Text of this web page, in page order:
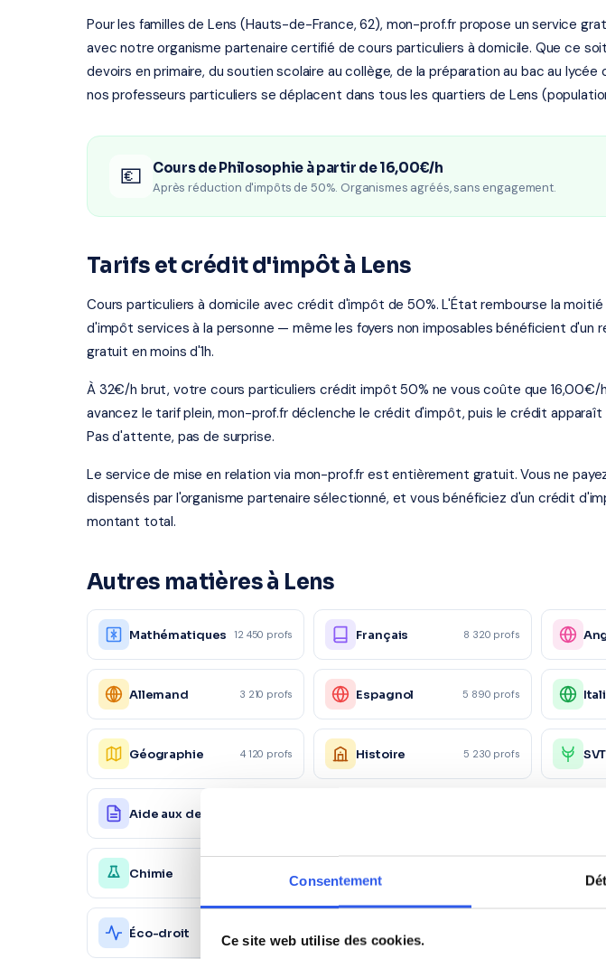
Consentement
Ce site web utilise des cookies.
Pour les familles de Lens (Hauts-de-France, 62), mon-prof.fr propose un service
avec notre organisme partenaire certifié de cours particuliers à domicile. Que ce
devoirs en primaire, du soutien scolaire au collège, de la préparation au bac au lycée
nos professeurs particuliers se déplacent dans tous les quartiers de Lens
💶 Cours de Philosophie à partir de 16,00€/h
Après réduction d'impôts de 50%. Organismes agréés, sans engagement.
Tarifs et crédit d'impôt à Lens
Cours particuliers à domicile avec crédit d'impôt de 50%. L'État rembourse la
d'impôt services à la personne — même les foyers non imposables bénéficient d'un
gratuit en moins d'1h.
À 32€/h brut, votre cours particuliers crédit impôt 50% ne vous coûte que 16,00€/
avancez le tarif plein, mon-prof.fr déclenche le crédit d'impôt, puis le crédit
Pas d'attente, pas de surprise.
Le service de mise en relation via mon-prof.fr est entièrement gratuit. Vous ne
dispensés par l'organisme partenaire sélectionné, et vous bénéficiez d'un crédit
montant total.
Autres matières à Lens
Mathématiques 12 450 profs Français 8 320 profs
Allemand 3 210 profs Espagnol 5 890 profs
Géographie 4 120 profs Histoire 5 230 profs SVT
Aide aux devoirs
Chimie Économie Droit
Éco-droit
commerciale